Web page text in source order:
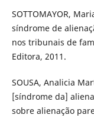
SOTTOMAYOR,
síndrome de
nos tribunais de
Editora, 2011.
SOUSA, Analicia
[síndrome da]
sobre alienação